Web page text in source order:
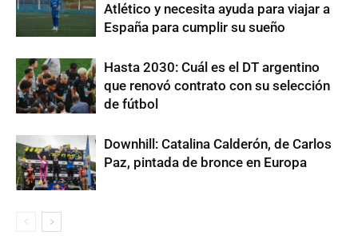
Atlético y necesita ayuda para viajar a
España para cumplir su sueño
Hasta 2030: Cuál es el DT argentino
que renovó contrato con su selección
de fútbol
Downhill: Catalina Calderón, de Carlos
Paz, pintada de bronce en Europa